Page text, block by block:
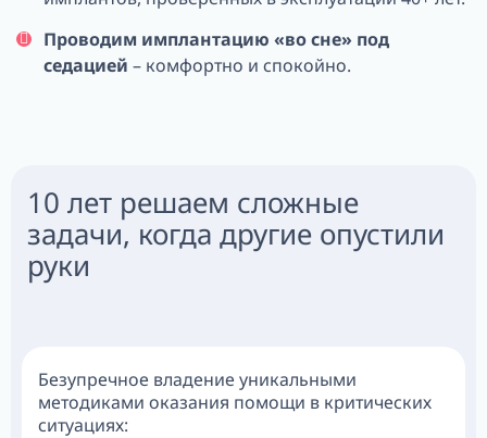
Проводим имплантацию «во сне» под
седацией – комфортно и спокойно.
10 лет решаем сложные
задачи, когда другие опустили
руки
Безупречное владение уникальными
методиками оказания помощи в критических
ситуациях: